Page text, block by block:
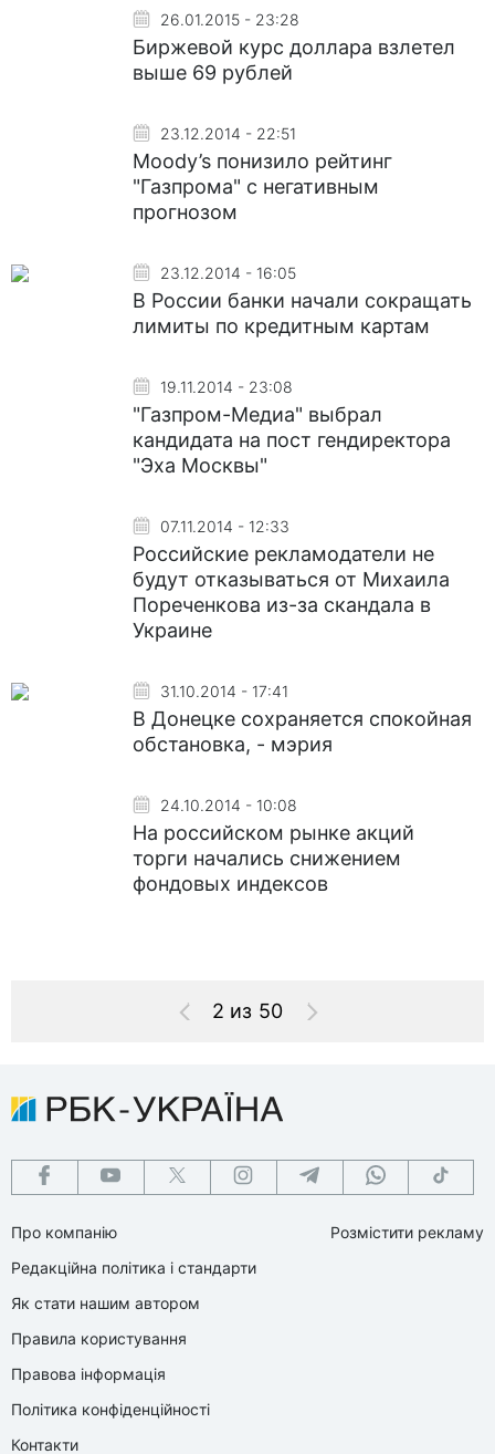
26.01.2015 - 23:28
Биржевой курс доллара взлетел
выше 69 рублей
23.12.2014 - 22:51
Moody’s понизило рейтинг
"Газпрома" с негативным
прогнозом
23.12.2014 - 16:05
В России банки начали сокращать
лимиты по кредитным картам
19.11.2014 - 23:08
"Газпром-Медиа" выбрал
кандидата на пост гендиректора
"Эха Москвы"
07.11.2014 - 12:33
Российские рекламодатели не
будут отказываться от Михаила
Пореченкова из-за скандала в
Украине
31.10.2014 - 17:41
В Донецке сохраняется спокойная
обстановка, - мэрия
24.10.2014 - 10:08
На российском рынке акций
торги начались снижением
фондовых индексов
2 из 50
Про компанію
Редакційна політика і стандарти
Як стати нашим автором
Правила користування
Правова інформація
Політика конфіденційності
Контакти
Розмістити рекламу